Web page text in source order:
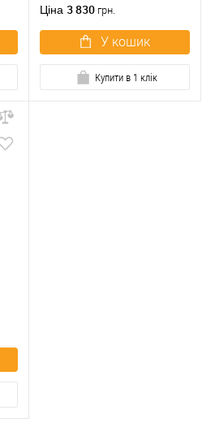
Ціна 3 830 грн.
У кошик
Купити в 1 клік